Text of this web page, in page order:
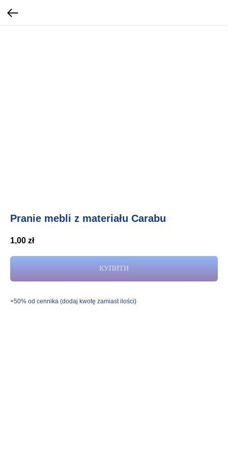
Pranie mebli z materiału Carabu
1,00 zł
КУПИТИ
+50% od cennika (dodaj kwotę zamiast ilości)